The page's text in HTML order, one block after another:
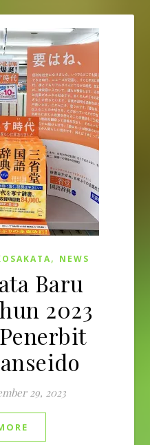
, NEWS
Baru
2023
29, 2023